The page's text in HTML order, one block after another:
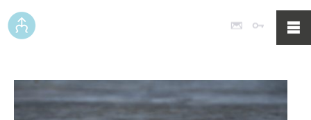
Poczta